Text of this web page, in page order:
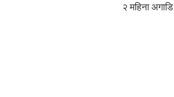
२ महिना अगाडि